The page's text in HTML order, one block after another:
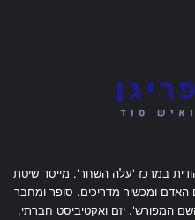
במרכז 'עלה השחר'. מייסד שיטת
ומכשיר מדריכים. סופר ומחבר
המפורש'. יזם ואקטיביסט חברתי.